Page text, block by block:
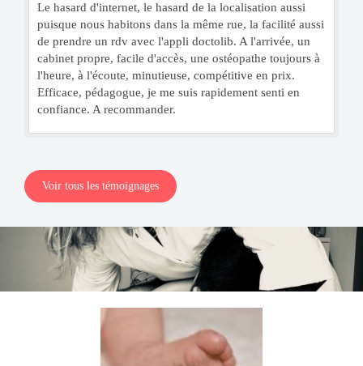
Le hasard d'internet, le hasard de la localisation aussi
puisque nous habitons dans la même rue, la facilité aussi
de prendre un rdv avec l'appli doctolib. A l'arrivée, un
cabinet propre, facile d'accès, une ostéopathe toujours à
l'heure, à l'écoute, minutieuse, compétitive en prix.
Efficace, pédagogue, je me suis rapidement senti en
confiance. A recommander.
Voir tous les témoignages